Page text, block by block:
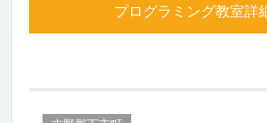
プログラミング教室詳